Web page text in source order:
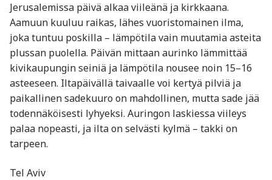
Jerusalemissa päivä alkaa viileänä ja kirkkaana.
Aamuun kuuluu raikas, lähes vuoristomainen ilma,
joka tuntuu poskilla – lämpötila vain muutamia asteita
plussan puolella. Päivän mittaan aurinko lämmittää
kivikaupungin seiniä ja lämpötila nousee noin 15–16
asteeseen. Iltapäivällä taivaalle voi kertyä pilviä ja
paikallinen sadekuuro on mahdollinen, mutta sade jää
todennäköisesti lyhyeksi. Auringon laskiessa viileys
palaa nopeasti, ja ilta on selvästi kylmä – takki on
tarpeen.
Tel Aviv